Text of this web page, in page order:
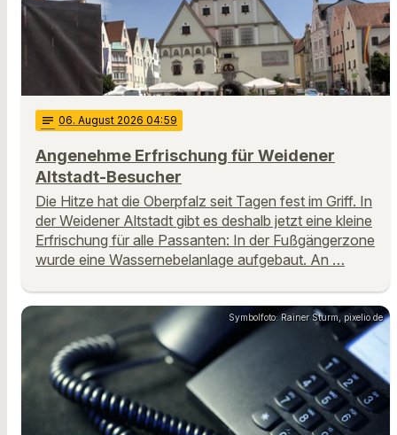
notes 06. August 2026 04:59
Angenehme Erfrischung für Weidener
Altstadt-Besucher
Die Hitze hat die Oberpfalz seit Tagen fest im Griff. In
der Weidener Altstadt gibt es deshalb jetzt eine kleine
Erfrischung für alle Passanten: In der Fußgängerzone
wurde eine Wassernebelanlage aufgebaut. An …
Symbolfoto: Rainer Sturm, pixelio.de